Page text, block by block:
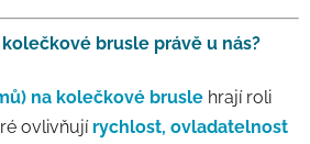
brusle právě u nás?
na kolečkové brusle hrají roli
ovlivňují rychlost, ovladatelnost